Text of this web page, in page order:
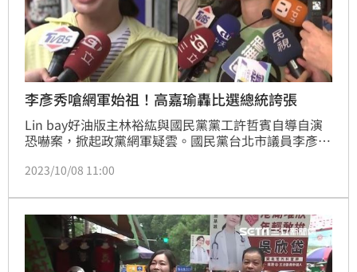
李彥秀嗆網軍始祖！高嘉瑜轟比選總統誇張
Lin bay好油版主林裕紘與國民黨黨工許哲賓自導自演
恐嚇案，掀起政黨網軍疑雲。國民黨台北市議員李彥秀
金主，她則反嗆民進黨立委高嘉瑜是「網軍側翼始
過網軍，支持她的聲音是自發性行為。她並質疑李，單
一公司花到202萬，陣仗比選總統還誇張。
2023/10/08 11:00